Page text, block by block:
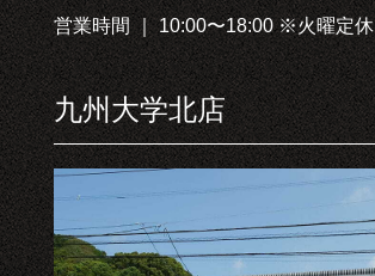
営業時間 ｜ 10:00〜18:00 ※火曜定休
九州大学北店